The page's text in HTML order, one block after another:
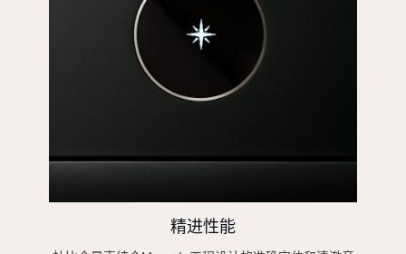
精进性能